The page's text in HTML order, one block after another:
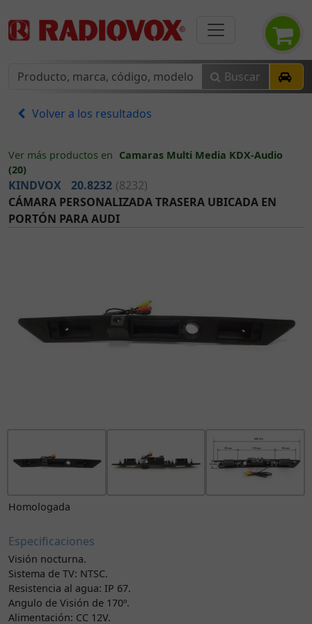
Buscar
Volver a los resultados
Ver más productos en Camaras Multi Media KDX-Audio
(20)
KINDVOX 20.8232 (8232)
CÁMARA PERSONALIZADA TRASERA UBICADA EN
PORTÓN PARA AUDI
Homologada
Especificaciones
Visión nocturna.
Sistema de TV: NTSC.
Resistencia al agua: IP 67.
Angulo de Visión de 170º.
Alimentación: CC 12V.